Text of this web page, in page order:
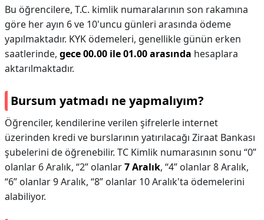
Bu öğrencilere, T.C. kimlik numaralarının son rakamına
göre her ayın 6 ve 10'uncu günleri arasında ödeme
yapılmaktadır. KYK ödemeleri, genellikle günün erken
saatlerinde, gece 00.00 ile 01.00 arasında hesaplara
aktarılmaktadır.
Bursum yatmadı ne yapmalıyım?
Öğrenciler, kendilerine verilen şifrelerle internet
üzerinden kredi ve burslarının yatırılacağı Ziraat Bankası
şubelerini de öğrenebilir. TC Kimlik numarasının sonu “0”
olanlar 6 Aralık, “2” olanlar7 Aralık, “4” olanlar 8 Aralık,
“6” olanlar 9 Aralık, “8” olanlar 10 Aralık'ta ödemelerini
alabiliyor.